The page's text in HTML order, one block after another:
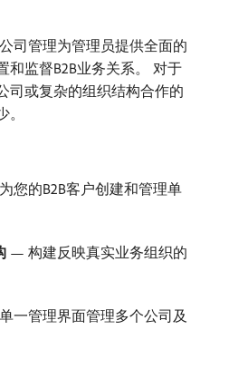
司管理为管理员提供全面的
和监督B2B业务关系。 对于
司或复杂的组织结构合作的
您的B2B客户创建和管理单
— 构建反映真实业务组织的
一管理界面管理多个公司及